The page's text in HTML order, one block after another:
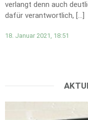
verlangt denn auch
dafür verantwortlich, […]
18. Januar 2021, 18:51